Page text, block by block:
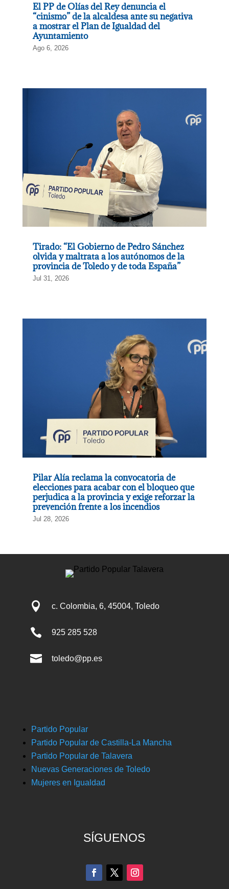
El PP de Olías del Rey denuncia el
“cinismo” de la alcaldesa ante su negativa
a mostrar el Plan de Igualdad del
Ayuntamiento
Ago 6, 2026
Tirado: “El Gobierno de Pedro Sánchez
olvida y maltrata a los autónomos de la
provincia de Toledo y de toda España”
Jul 31, 2026
Pilar Alía reclama la convocatoria de
elecciones para acabar con el bloqueo que
perjudica a la provincia y exige reforzar la
prevención frente a los incendios
Jul 28, 2026
 c. Colombia, 6, 45004, Toledo
 925 285 528
 toledo@pp.es
Partido Popular
Partido Popular de Castilla-La Mancha
Partido Popular de Talavera
Nuevas Generaciones de Toledo
Mujeres en Igualdad
SÍGUENOS